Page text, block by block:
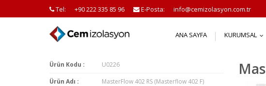
Tel: +90 222 335 85 96 E-Posta: info@cemizolasyon.com.tr
ANA SAYFA KURUMSAL
Ürün Kodu : U0226
Ürün Adı : MasterFlow 402 RS (Masterflow 402 F)